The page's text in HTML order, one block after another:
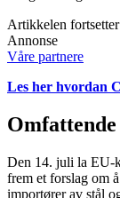
Artikkelen
Annonse
Våre partnere
Les her hvordan
Den 14. juli la EU-
frem et forslag om
importører av stål